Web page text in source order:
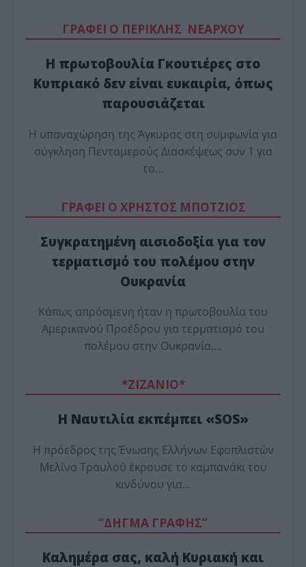
ΓΡΑΦΕΙ Ο ΠΕΡΙΚΛΗΣ ΝΕΑΡΧΟΥ
Η πρωτοβουλία Γκουτιέρες στο
Κυπριακό δεν είναι ευκαιρία, όπως
παρουσιάζεται
Η υπαναχώρηση της Άγκυρας στη συμφωνία για
σύγκληση Πενταμερούς Διασκέψεως συν 1 για
το…
ΓΡΑΦΕΙ Ο ΧΡΗΣΤΟΣ ΜΠΟΤΖΙΟΣ
Συγκρατημένη αισιοδοξία για τον
τερματισμό του πολέμου στην
Ουκρανία
Κάπως απρόσμενη ήταν η πρωτοβουλία του
Αμερικανού Προέδρου για τερματισμό του
πολέμου στην Ουκρανία,…
*ZΙΖΑΝΙΟ*
Η Ναυτιλία εκπέμπει «SOS»
Η πρόεδρος της Ένωσης Ελλήνων Εφοπλιστών
Μελίνα Τραυλού έ­κρουσε το καμπανάκι του
κινδύνου για…
“ΔΗΓΜΑ ΓΡΑΦΗΣ”
Καλημέρα σας, καλή Κυριακή και